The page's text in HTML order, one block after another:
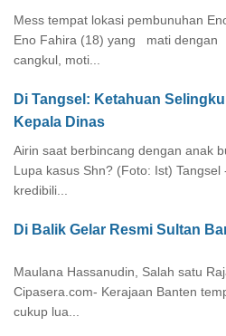
Mess tempat lokasi pembunuhan
Eno Fahira (18) yang mati
cangkul, moti...
Di Tangsel: Ketahuan
Kepala Dinas
Airin saat berbincang dengan anak
Lupa kasus Shn? (Foto: Ist)
kredibili...
Di Balik Gelar Resmi Sultan
Maulana Hassanudin, Salah satu
Cipasera.com- Kerajaan Banten
cukup lua...